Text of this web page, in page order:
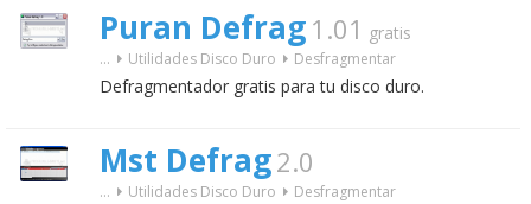
Puran Defrag 1.01 gratis
... Utilidades Disco Duro Desfragmentar
Defragmentador gratis para tu disco duro.
Mst Defrag2.0
... Utilidades Disco Duro Desfragmentar